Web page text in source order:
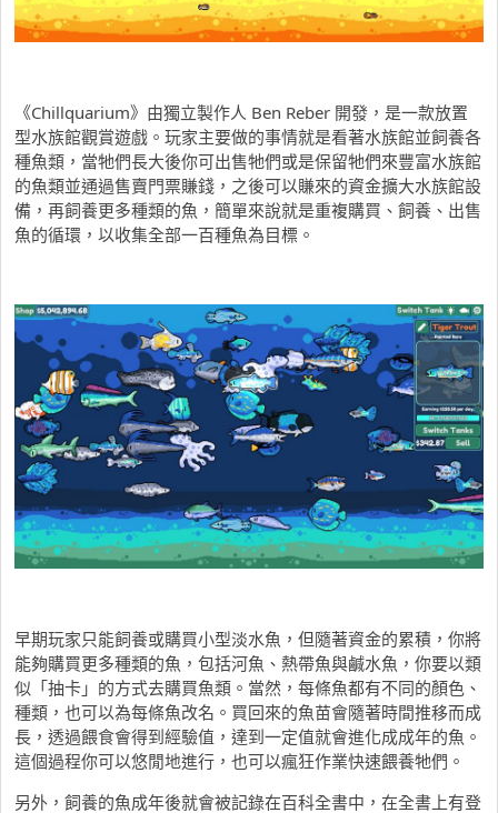
《Chillquarium》由獨立製作人 Ben Reber 開發，是一款放置
型水族館觀賞遊戲。玩家主要做的事情就是看著水族館並飼養各
種魚類，當牠們長大後你可出售牠們或是保留牠們來豐富水族館
的魚類並通過售賣門票賺錢，之後可以賺來的資金擴大水族館設
備，再飼養更多種類的魚，簡單來說就是重複購買、飼養、出售
魚的循環，以收集全部一百種魚為目標。
早期玩家只能飼養或購買小型淡水魚，但隨著資金的累積，你將
能夠購買更多種類的魚，包括河魚、熱帶魚與鹹水魚，你要以類
似「抽卡」的方式去購買魚類。當然，每條魚都有不同的顏色、
種類，也可以為每條魚改名。買回來的魚苗會隨著時間推移而成
長，透過餵食會得到經驗值，達到一定值就會進化成成年的魚。
這個過程你可以悠閒地進行，也可以瘋狂作業快速餵養牠們。
另外，飼養的魚成年後就會被記錄在百科全書中，在全書上有登